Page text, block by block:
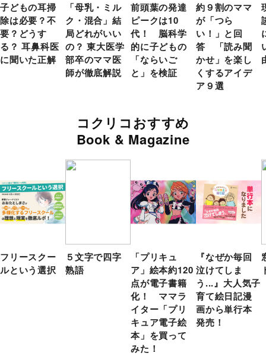
子どもの耳掃
除は必要？不
要？どうす
る？ 耳鼻科医
に聞いた正解
「母乳・ミル
ク・混合」結
局どれがいい
の？ 東大医学
部卒のママ医
師が徹底解説
前頭葉の発達
ピークは10
代！ 脳科学
的に子どもの
「ならいご
と」を検証
約９割のママ
が「つら
い！」と回
答 「読み聞
かせ」を楽し
くするアイデ
ア９選
コクリコおすすめ
Book & Magazine
フリースクー
ルという選択
５文字で四字
熟語
「プリキュ
ア」絵本約120
点が電子書籍
化！ ママラ
イター「プリ
キュア電子絵
本」を買って
みた！
『なぜか毎回
泣けてしま
う...』大人気子
育て絵日記漫
画から単行本
発売！